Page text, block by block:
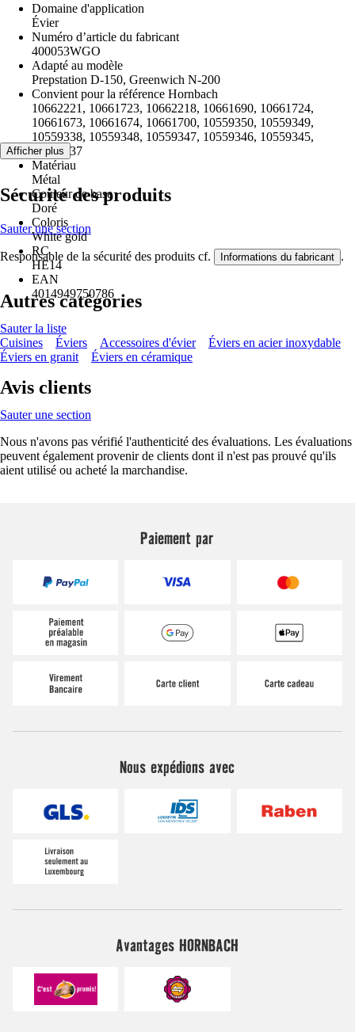
Domaine d'application
Évier
Numéro d’article du fabricant
400053WGO
Adapté au modèle
Prepstation D-150, Greenwich N-200
Convient pour la référence Hornbach
10662221, 10661723, 10662218, 10661690, 10661724,
10661673, 10661674, 10661700, 10559350, 10559349,
10559338, 10559348, 10559347, 10559346, 10559345,
10559337
Matériau
Métal
Couleur de base
Doré
Coloris
White gold
RC
HE14
EAN
4014949750786
Afficher plus
Sécurité des produits
Sauter une section
Responsable de la sécurité des produits cf. Informations du fabricant .
Autres catégories
Sauter la liste
Cuisines
Éviers Accessoires d'évier
Éviers en acier inoxydable
Éviers en granit
Éviers en céramique
Avis clients
Sauter une section
Nous n'avons pas vérifié l'authenticité des évaluations. Les évaluations
peuvent également provenir de clients dont il n'est pas prouvé qu'ils
aient utilisé ou acheté la marchandise.
Paiement par
Nous expédions avec
Avantages HORNBACH